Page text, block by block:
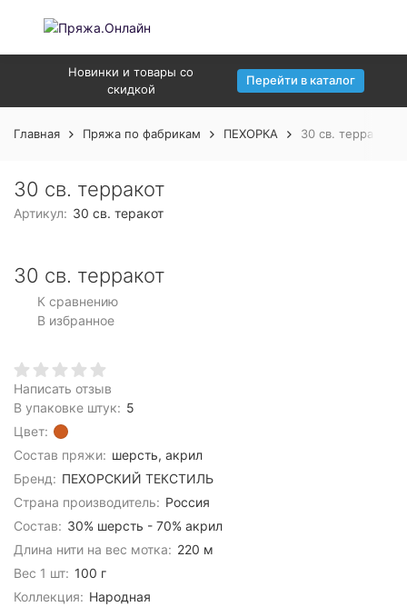
Новинки и товары со
скидкой
Перейти в каталог
Главная Пряжа по фабрикам ПЕХОРКА 30 св. терракот
30 св. терракот
Артикул: 30 св. теракот
30 св. терракот
К сравнению
В избранное
Написать отзыв
В упаковке штук: 5
Цвет:
Состав пряжи: шерсть, акрил
Бренд: ПЕХОРСКИЙ ТЕКСТИЛЬ
Страна производитель: Россия
Состав: 30% шерсть - 70% акрил
Длина нити на вес мотка: 220 м
Вес 1 шт: 100 г
Коллекция: Народная